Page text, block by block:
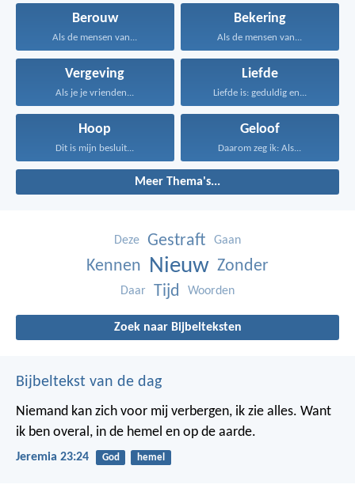
Berouw
Als de mensen van...
Bekering
Als de mensen van...
Vergeving
Als je je vrienden...
Liefde
Liefde is: geduldig en...
Hoop
Dit is mijn besluit...
Geloof
Daarom zeg ik: Als...
Meer Thema's...
Deze Gestraft Gaan
Kennen Nieuw Zonder
Daar Tijd Woorden
Zoek naar Bijbelteksten
Bijbeltekst van de dag
Niemand kan zich voor mij verbergen, ik zie alles. Want
ik ben overal, in de hemel en op de aarde.
Jeremia 23:24 God hemel